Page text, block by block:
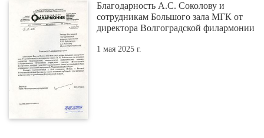
Благодарность А.С. Соколову и
сотрудникам Большого зала МГК от
директора Волгоградской филармонии
1 мая 2025 г.